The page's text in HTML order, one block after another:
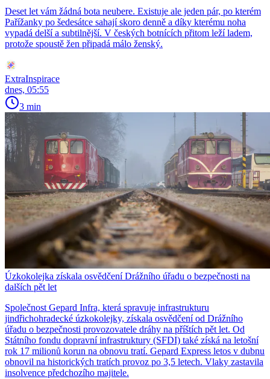
Deset let vám žádná bota neubere. Existuje ale jeden pár, po kterém
Pařížanky po šedesátce sahají skoro denně a díky kterému noha
vypadá delší a subtilnější. V českých botnících přitom leží ladem,
protože spoustě žen připadá málo ženský.
ExtraInspirace
dnes, 05:55
3 min
Úzkokolejka získala osvědčení Drážního úřadu o bezpečnosti na
dalších pět let
Společnost Gepard Infra, která spravuje infrastrukturu
jindřichohradecké úzkokolejky, získala osvědčení od Drážního
úřadu o bezpečnosti provozovatele dráhy na příštích pět let. Od
Státního fondu dopravní infrastruktury (SFDI) také získá na letošní
rok 17 milionů korun na obnovu tratí. Gepard Express letos v dubnu
obnovil na historických tratích provoz po 3,5 letech. Vlaky zastavila
insolvence předchozího majitele.